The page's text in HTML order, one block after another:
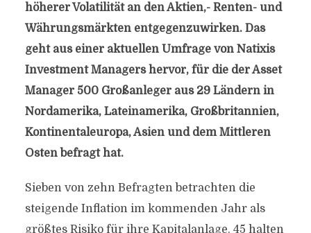
höherer Volatilität an den Aktien,- Renten- und
Währungsmärkten entgegenzuwirken. Das
geht aus einer aktuellen Umfrage von Natixis
Investment Managers hervor, für die der Asset
Manager 500 Großanleger aus 29 Ländern in
Nordamerika, Lateinamerika, Großbritannien,
Kontinentaleuropa, Asien und dem Mittleren
Osten befragt hat.
Sieben von zehn Befragten betrachten die
steigende Inflation im kommenden Jahr als
größtes Risiko für ihre Kapitalanlage. 45 halten